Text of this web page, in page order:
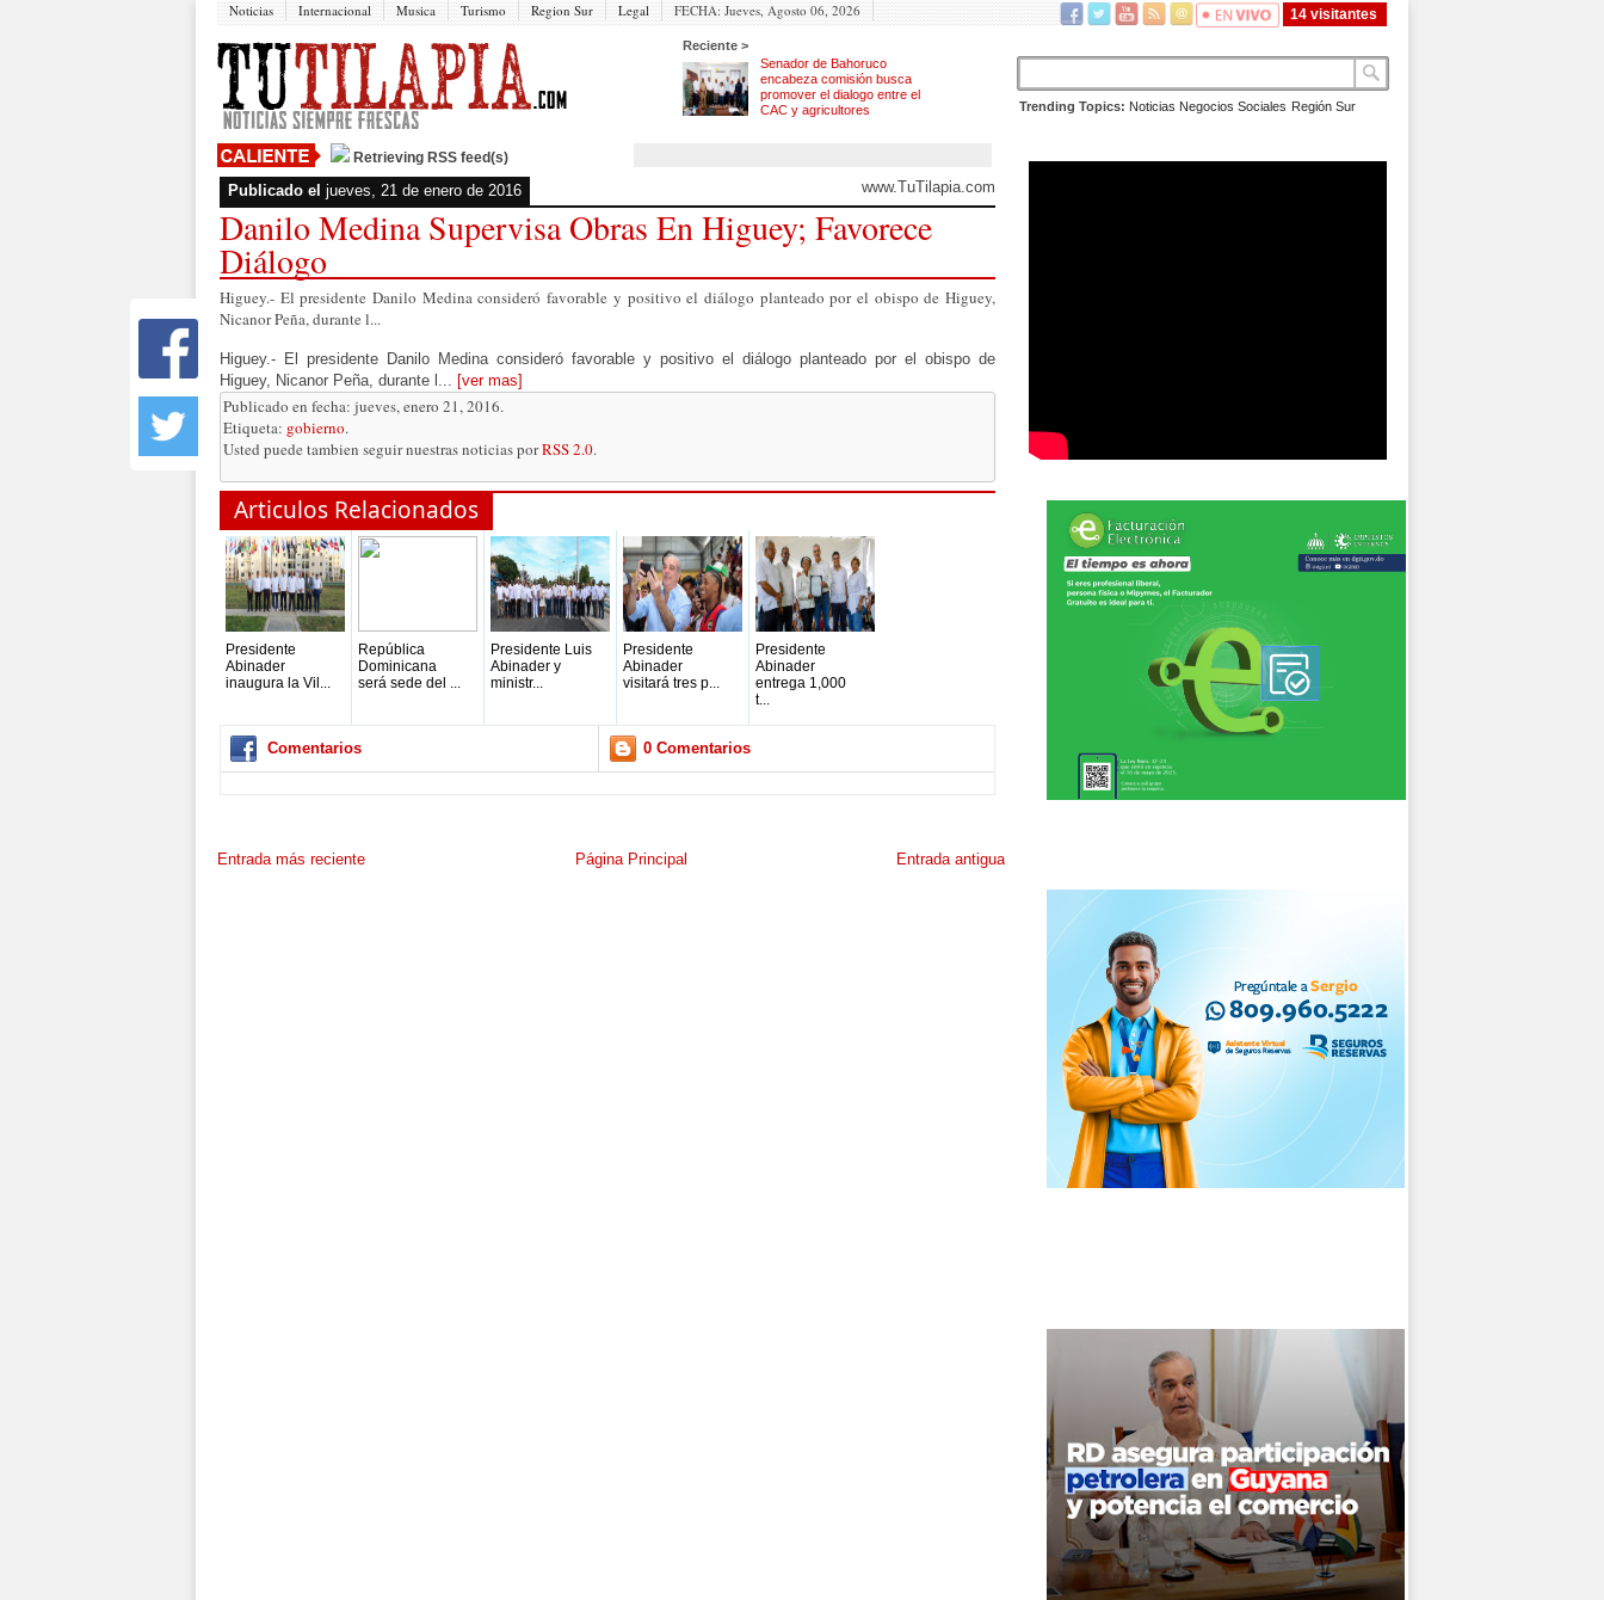
Noticias Internacional Musica Turismo Region Sur Legal FECHA: Jueves, Agosto 06, 2026 14 visitantes
Reciente >
Senador de Bahoruco
encabeza comisión busca
promover el dialogo entre el
CAC y agricultores
Trending Topics: Noticias Negocios Sociales Región Sur
Retrieving RSS feed(s)
Publicado el jueves, 21 de enero de 2016 www.TuTilapia.com
Danilo Medina Supervisa Obras En Higuey; Favorece
Diálogo
Higuey.- El presidente Danilo Medina consideró favorable y positivo el diálogo planteado por el obispo de Higuey,
Nicanor Peña, durante l...
Higuey.- El presidente Danilo Medina consideró favorable y positivo el diálogo planteado por el obispo de
Higuey, Nicanor Peña, durante l... [ver mas]
Publicado en fecha: jueves, enero 21, 2016.
Etiqueta: gobierno.
Usted puede tambien seguir nuestras noticias porRSS 2.0.
Articulos Relacionados
Presidente
Abinader
inaugura la Vil...
República
Dominicana
será sede del ...
Presidente Luis
Abinader y
ministr...
Presidente
Abinader
visitará tres p...
Presidente
Abinader
entrega 1,000
t...
Comentarios 0 Comentarios
Entrada más reciente Entrada antigua
Página Principal